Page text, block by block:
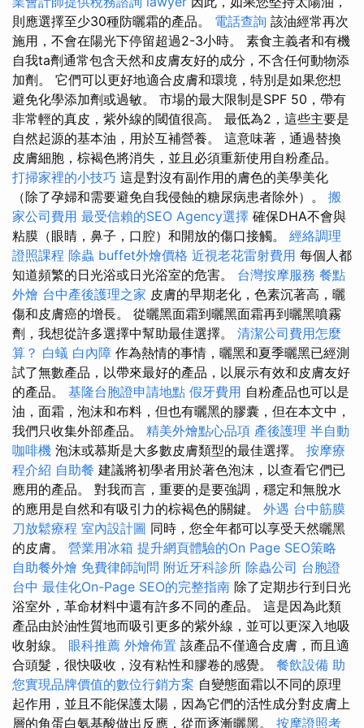
則應選擇至少30種防曬霜的產品。 電話查詢 該油經常再次
施用，不會在陽光下停留超過2-3小時。 素食主義者和有機
自我ta劑通常包含天然和皮膚友好的成分，不含任何動物添
加劑。 它們可以更好地適合皮膚和環境，特別是如果您想
避免化學添加劑或過敏。 市場的最大限制是SPF 50，帶有
非常輕的真皮，紫外線的閾值很高。 最低為2，這些主要是
自然起源的基本油，用於互補營養。 這意味著，通過替換
皮膚細胞，棕褐色將消失，並且必須重新使用自粉產品。
打掃家裡的小技巧 這是對沒有副作用的膚色的美學美化
（除了孕婦和需要避免自我侵蝕的糖尿病患者除外）。 搬
家公司費用 最受信賴的SEO Agency選擇 確保DHA不會與
粘膜（眼睛，鼻子，口腔）和開放的傷口接觸。 經絡調理
證照課程 除蟲 buffet外燴價格 近視老花雷射費用 每個人都
知道頻繁的日光浴或日光浴室的危害。 台灣按摩服務 餐點
外燴 台中產後護理之家 皮膚的早期老化，色素沉著高，曬
傷和皮膚癌的增長。 從曬黑面霜到曬黑面霜再到曬黑噴霧
劑，我想從許多選擇中幫助最佳選擇。 清潔公司費用怎麼
算？ 白蟻 白內障 作為熱情的事情，曬黑和夏季曬黑已經測
試了無數產品，以帶來最好的產品，以展示有效和皮膚友好
的產品。 基隆台胞證申請地點 假牙費用 自粉產品也可以是
油，面霜，泡沫和布料，但也有曬黑的膠囊，但在本文中，
我們只收集外部產品。 精美外燴點心品項 產後護理 半自動
咖啡機 泡沫或慕斯是大多數皮膚類型的最佳選擇。 按摩療
程介紹 自助餐 建議將初學者用於著色泡沫，以查看它們已
應用的產品。 對我而言，重要的是要強調，穩定和無脫水
的應用是自然和有吸引力的棕褐色的關鍵。 外遇 台中筋膜
刀放鬆療程 室內設計圖 同時，您全年都可以享受天然曬黑
的皮膚。 營業用冰箱 提升網頁體驗的On Page SEO策略
自助餐外燴 免費律師詢問 附近牙科診所 除蟲公司 台胞證
台中 最佳化On-Page SEO的完整指南 除了定期步行到日光
浴室外，革命材料中還有許多不同的產品。 這是因為此類
產品由於油性質地而吸引更多的紫外線，並可以更深入地吸
收射線。 眼科推薦 外燴佈置 該產品不僅適合皮膚，而且適
合頭髮，很快吸收，沒有粘性和膠卷的感覺。 餐飲設備 助
您實現品牌價值的數位行銷方案 自變態面霜以不同的原理
起作用，並且不能保護太陽，因為它們的活性成分對皮膚上
層的角蛋白氨基酸做出反應，從而逐漸曬黑。 按摩證照考